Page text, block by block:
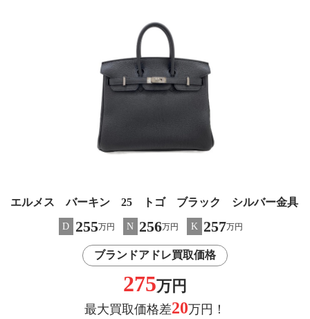
エルメス バーキン 25 トゴ ブラック シルバー金具
D 255万円 N 256万円 K 257万円
ブランドアドレ買取価格
275万円
最大買取価格差20万円！